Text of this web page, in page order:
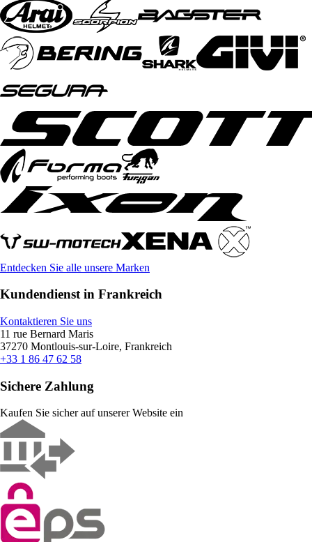
Entdecken Sie alle unsere Marken
Kundendienst in Frankreich
Kontaktieren Sie uns
11 rue Bernard Maris
37270 Montlouis-sur-Loire, Frankreich
+33 1 86 47 62 58
Sichere Zahlung
Kaufen Sie sicher auf unserer Website ein